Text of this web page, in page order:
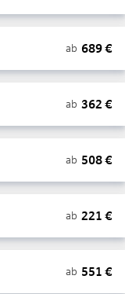
ab 689€
ab 362 €
ab 508€
ab 221 €
ab 551 €